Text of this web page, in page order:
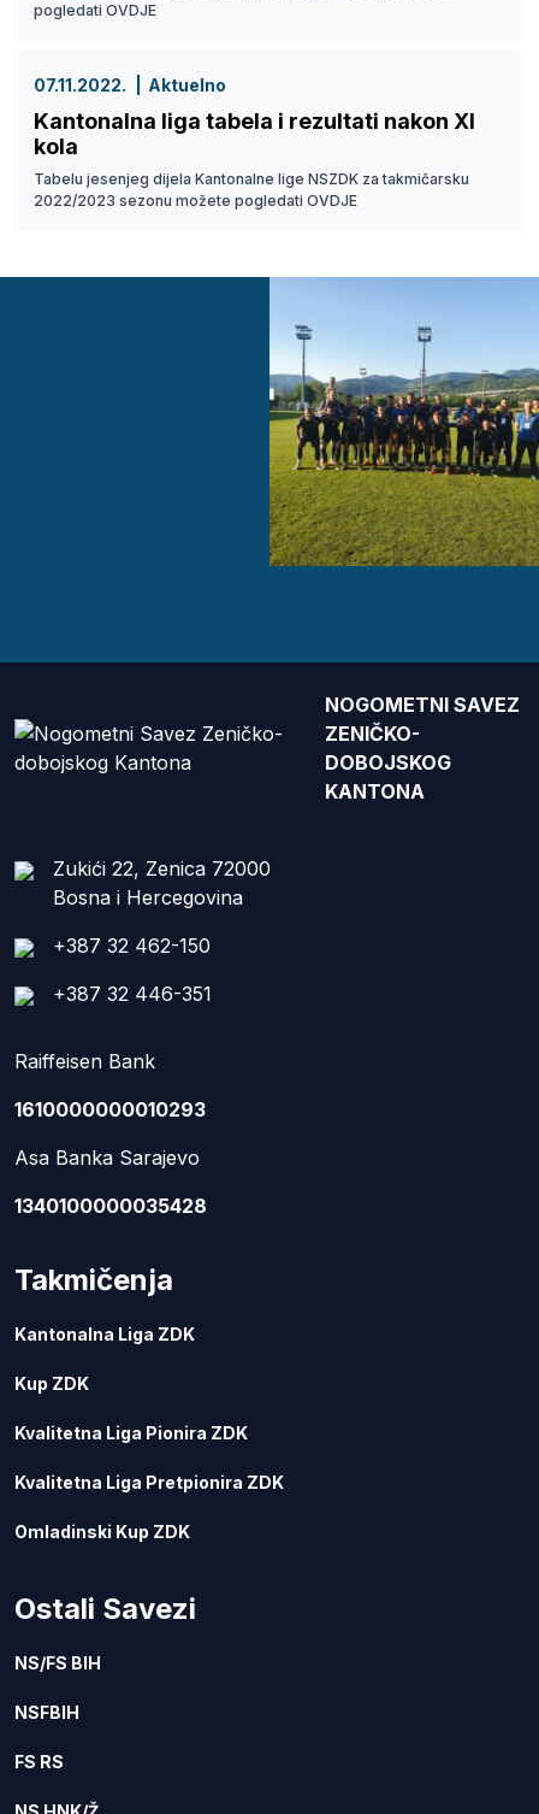
pogledati OVDJE
07.11.2022. Aktuelno
Kantonalna liga tabela i rezultati nakon XI
kola
Tabelu jesenjeg dijela Kantonalne lige NSZDK za takmičarsku
2022/2023 sezonu možete pogledati OVDJE
NOGOMETNI SAVEZ
ZENIČKO-
DOBOJSKOG
KANTONA
Zukići 22, Zenica 72000
Bosna i Hercegovina
+387 32 462-150
+387 32 446-351
Raiffeisen Bank
1610000000010293
Asa Banka Sarajevo
1340100000035428
Takmičenja
Kantonalna Liga ZDK
Kup ZDK
Kvalitetna Liga Pionira ZDK
Kvalitetna Liga Pretpionira ZDK
Omladinski Kup ZDK
Ostali Savezi
NS/FS BIH
NSFBIH
FS RS